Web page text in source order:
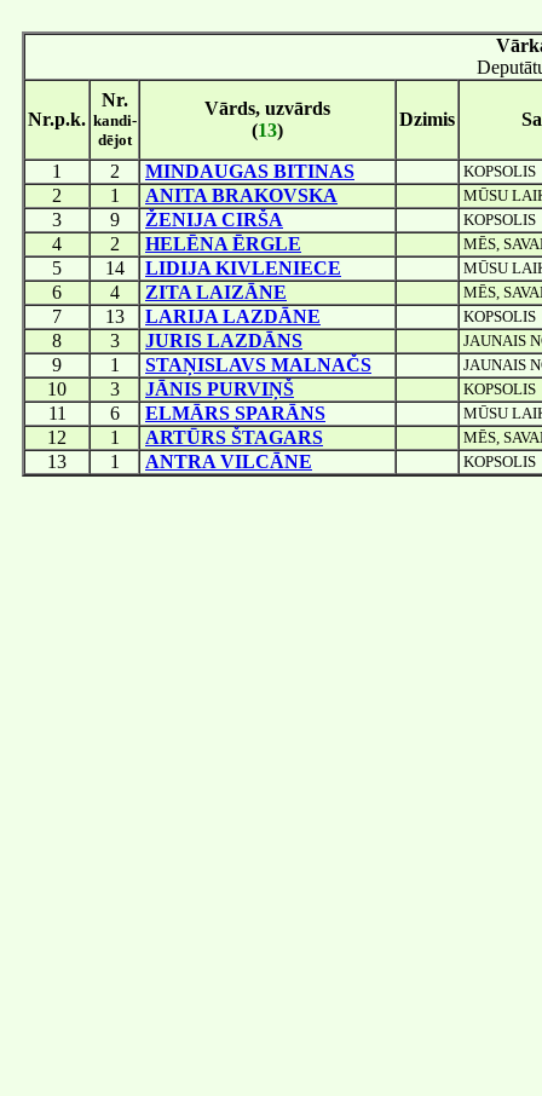
Nr.p.k.
Nr.
kandi-
dējot
Vārds, uzvārds
(13)
Dzimis
1 2 MINDAUGAS BITINAS KOPSOLIS
2 1 ANITA BRAKOVSKA MŪSU
3 9 ŽENIJA CIRŠA KOPSOLIS
4 2 HELĒNA ĒRGLE MĒS,
5 14 LIDIJA KIVLENIECE MŪSU
6 4 ZITA LAIZĀNE MĒS,
7 13 LARIJA LAZDĀNE KOPSOLIS
8 3 JURIS LAZDĀNS JAUNAIS
9 1 STAŅISLAVS MALNAČS JAUNAIS
10 3 JĀNIS PURVIŅŠ KOPSOLIS
11 6 ELMĀRS SPARĀNS MŪSU
12 1 ARTŪRS ŠTAGARS MĒS,
13 1 ANTRA VILCĀNE KOPSOLIS